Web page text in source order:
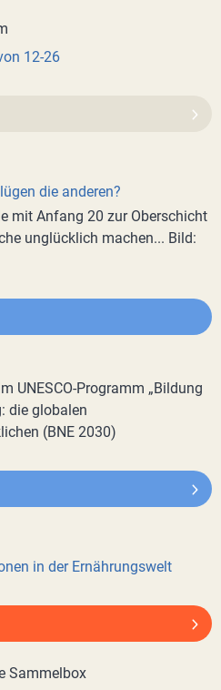
12-26
die anderen?
mit Anfang 20 zur Oberschicht
unglücklich machen... Bild:
UNESCO-Programm „Bildung
die globalen
(BNE 2030)
in der Ernährungswelt